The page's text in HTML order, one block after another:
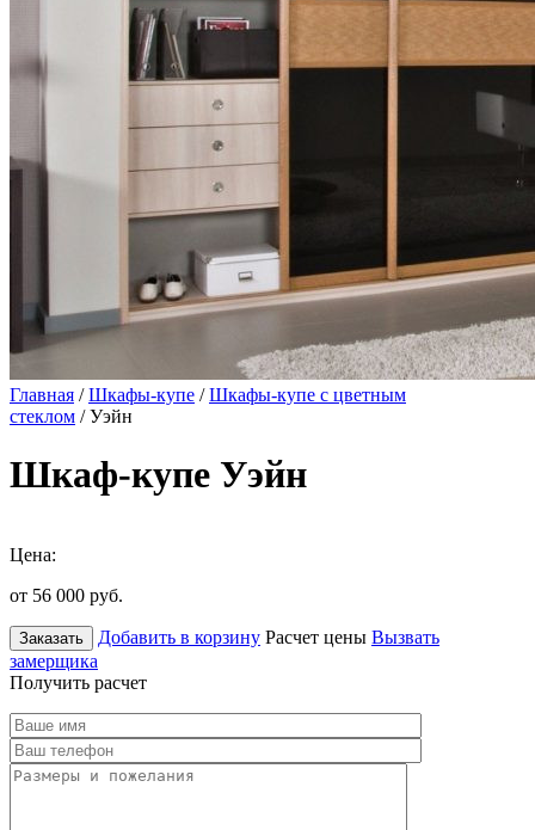
Главная /Шкафы-купе /Шкафы-купе с цветным
стеклом / Уэйн
Шкаф-купе Уэйн
Цена:
от 56 000 руб.
Заказать Добавить в корзину Расчет цены Вызвать
замерщика
Получить расчет